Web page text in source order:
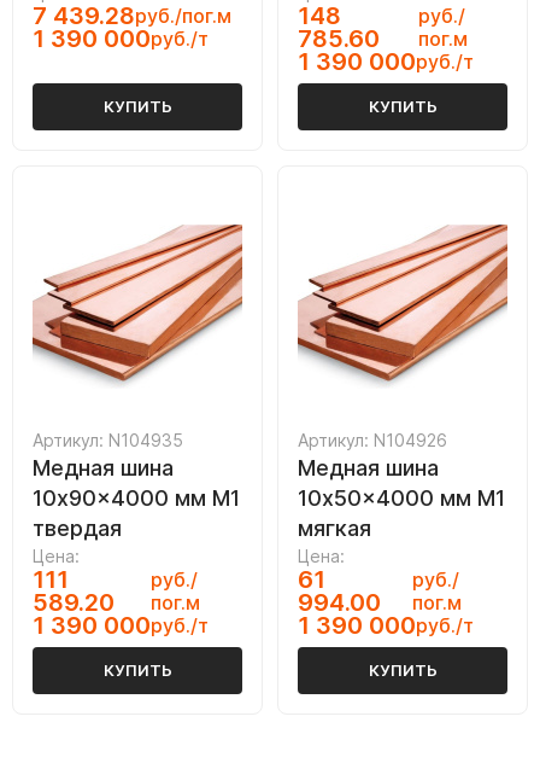
7 439.28руб./пог.м
1 390 000руб./т
КУПИТЬ
148
785.60
руб./
пог.м
1 390 000руб./т
КУПИТЬ
Артикул: N104935
Медная шина
10x90x4000 мм М1
твердая
Цена:
111
589.20
руб./
пог.м
1 390 000руб./т
КУПИТЬ
Артикул: N104926
Медная шина
10x50x4000 мм М1
мягкая
Цена:
61
994.00
руб./
пог.м
1 390 000руб./т
КУПИТЬ